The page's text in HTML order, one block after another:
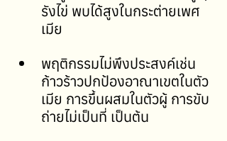
รังไข่ พบได้สูงในกระต่ายเพศ
เมีย
พฤติกรรมไม่พึงประสงค์เช่น
ก้าวร้าวปกป้องอาณาเขตในตัว
เมีย การขึ้นผสมในตัวผู้ การขับ
ถ่ายไม่เป็นที่ เป็นต้น